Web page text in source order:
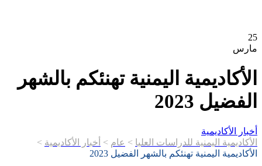
اليمنية تهنئكم بالشهر
2023
اليمنية للدراسات العليا>عام> أخبار الأكاديمية
>
اليمنية تهنئكم بالشهر الفضيل 2023